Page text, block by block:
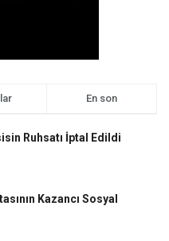
En son
Ruhsatı İptal Edildi
Kazancı Sosyal